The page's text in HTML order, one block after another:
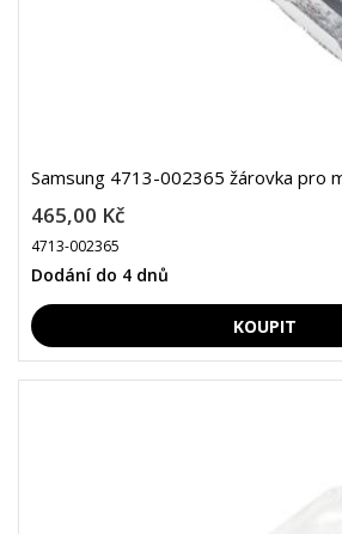
Samsung 4713-002365 žárovka pro
465,00 Kč
4713-002365
Dodání do 4 dnů